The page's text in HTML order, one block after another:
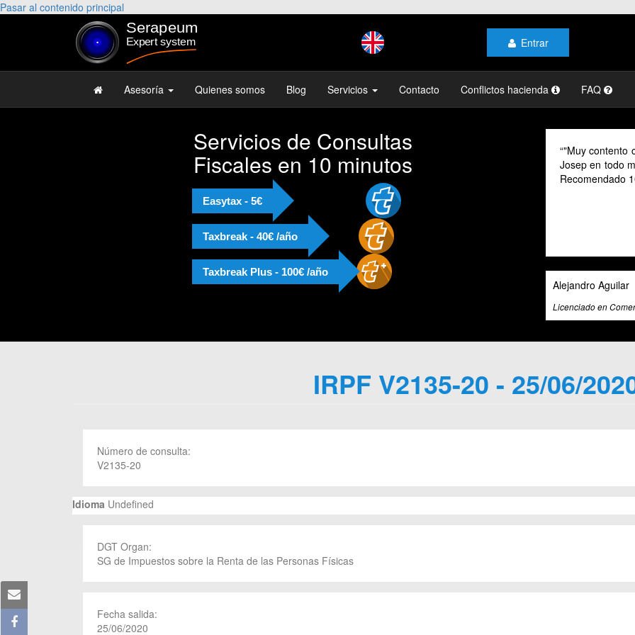
Pasar al contenido principal
Entrar
Asesoría Quienes somos Blog Servicios Contacto Conflictos hacienda FAQ
Servicios de Consultas
Fiscales en 10 minutos
Easytax - 5€
Taxbreak - 40€ /año
Taxbreak Plus - 100€ /año
"Muy contento
Josep en todo
Recomendado
Alejandro Aguilar
Licenciado en
IRPF V2135-20 - 25/06/
Número de consulta:
V2135-20
Idioma Undefined
DGT Organ:
SG de Impuestos sobre la Renta de las Personas Físicas
Fecha salida:
25/06/2020